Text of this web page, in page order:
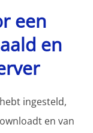
een
en
ingesteld,
en van